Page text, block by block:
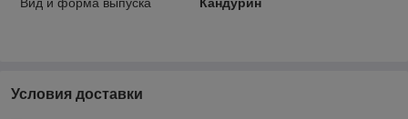
Условия доставки